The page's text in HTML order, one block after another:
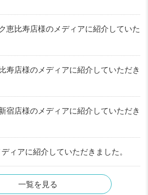
恵比寿店様のメディアに紹介していた
寿店様のメディアに紹介していただき
宿店様のメディアに紹介していただき
ィアに紹介していただきました。
一覧を見る